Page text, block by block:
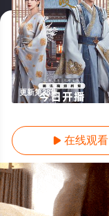
更新第28集
 在线观看